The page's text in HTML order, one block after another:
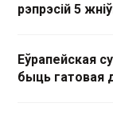
рэпрэсій 5
Еўрапейская
быць гатовая